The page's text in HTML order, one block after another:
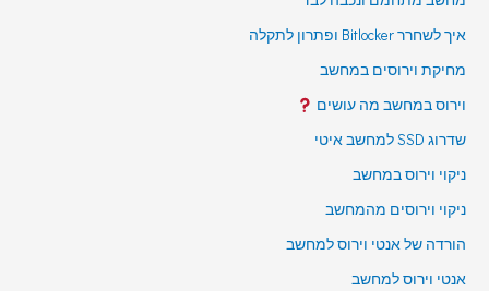
איך לשחרר Bitlocker ופתרון לתקלה
מחיקת וירוסים במחשב
וירוס במחשב מה עושים
שדרוג SSD למחשב איטי
ניקוי וירוס במחשב
ניקוי וירוסים מהמחשב
הורדה של אנטי וירוס למחשב
אנטי וירוס למחשב